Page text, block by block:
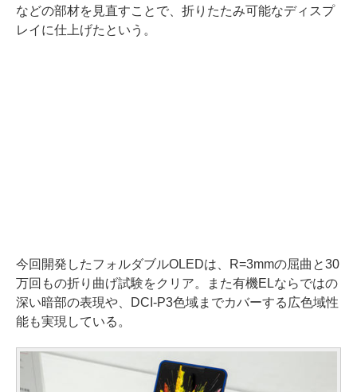
などの部材を見直すことで、折りたたみ可能なディスプ
レイに仕上げたという。
今回開発したフォルダブルOLEDは、R=3mmの屈曲と30
万回もの折り曲げ試験をクリア。また有機ELならではの
深い暗部の表現や、DCI-P3色域までカバーする広色域性
能も実現している。